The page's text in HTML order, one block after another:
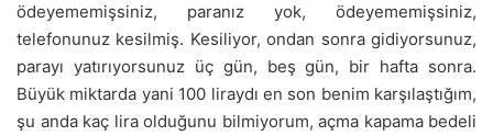
ödeyememişsiniz, paranız yok, ödeyememişsiniz,
telefonunuz kesilmiş. Kesiliyor, ondan sonra gidiyorsunuz,
parayı yatırıyorsunuz üç gün, beş gün, bir hafta sonra.
Büyük miktarda yani 100 liraydı en son benim karşılaştığım,
şu anda kaç lira olduğunu bilmiyorum, açma kapama bedeli